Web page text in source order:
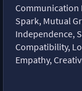
Communication
Spark, Mutual
Independence,
Compatibility,
Empathy,